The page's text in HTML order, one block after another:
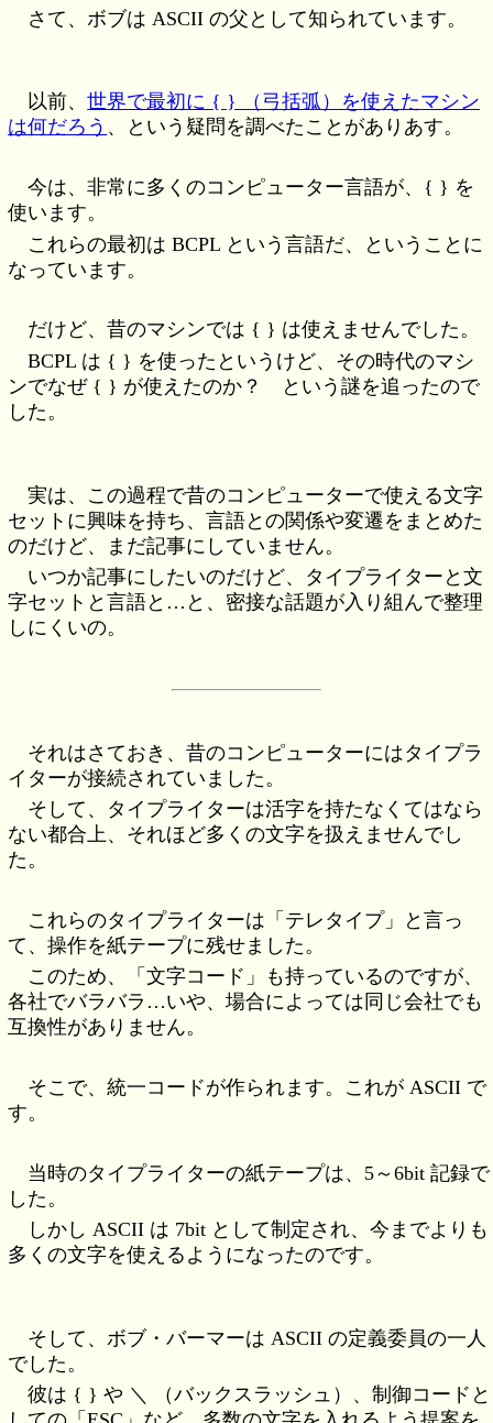
さて、ボブは ASCII の父として知られています。
以前、世界で最初に { } （弓括弧）を使えたマシン
は何だろう 、という疑問を調べたことがありあす。
今は、非常に多くのコンピューター言語が、{ } を
使います。
これらの最初は BCPL という言語だ、ということに
なっています。
だけど、昔のマシンでは { } は使えませんでした。
BCPL は { } を使ったというけど、その時代のマシ
ンでなぜ { } が使えたのか？ という謎を追ったので
した。
実は、この過程で昔のコンピューターで使える文字
セットに興味を持ち、言語との関係や変遷をまとめた
のだけど、まだ記事にしていません。
いつか記事にしたいのだけど、タイプライターと文
字セットと言語と…と、密接な話題が入り組んで整理
しにくいの。
それはさておき、昔のコンピューターにはタイプラ
イターが接続されていました。
そして、タイプライターは活字を持たなくてはなら
ない都合上、それほど多くの文字を扱えませんでし
た。
これらのタイプライターは「テレタイプ」と言っ
て、操作を紙テープに残せました。
このため、「文字コード」も持っているのですが、
各社でバラバラ…いや、場合によっては同じ会社でも
互換性がありません。
そこで、統一コードが作られます。これが ASCII で
す。
当時のタイプライターの紙テープは、5～6bit 記録で
した。
しかし ASCII は 7bit として制定され、今までよりも
多くの文字を使えるようになったのです。
そして、ボブ・バーマーは ASCII の定義委員の一人
でした。
彼は { } や ＼ （バックスラッシュ）、制御コードと